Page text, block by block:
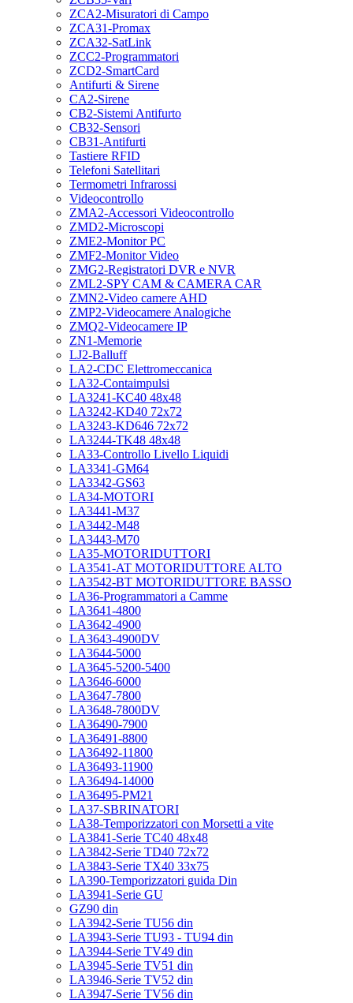
ZCA2-Misuratori di Campo
ZCA31-Promax
ZCA32-SatLink
ZCC2-Programmatori
ZCD2-SmartCard
Antifurti & Sirene
CA2-Sirene
CB2-Sistemi Antifurto
CB32-Sensori
CB31-Antifurti
Tastiere RFID
Telefoni Satellitari
Termometri Infrarossi
Videocontrollo
ZMA2-Accessori Videocontrollo
ZMD2-Microscopi
ZME2-Monitor PC
ZMF2-Monitor Video
ZMG2-Registratori DVR e NVR
ZML2-SPY CAM & CAMERA CAR
ZMN2-Video camere AHD
ZMP2-Videocamere Analogiche
ZMQ2-Videocamere IP
ZN1-Memorie
LJ2-Balluff
LA2-CDC Elettromeccanica
LA32-Contaimpulsi
LA3241-KC40 48x48
LA3242-KD40 72x72
LA3243-KD646 72x72
LA3244-TK48 48x48
LA33-Controllo Livello Liquidi
LA3341-GM64
LA3342-GS63
LA34-MOTORI
LA3441-M37
LA3442-M48
LA3443-M70
LA35-MOTORIDUTTORI
LA3541-AT MOTORIDUTTORE ALTO
LA3542-BT MOTORIDUTTORE BASSO
LA36-Programmatori a Camme
LA3641-4800
LA3642-4900
LA3643-4900DV
LA3644-5000
LA3645-5200-5400
LA3646-6000
LA3647-7800
LA3648-7800DV
LA36490-7900
LA36491-8800
LA36492-11800
LA36493-11900
LA36494-14000
LA36495-PM21
LA37-SBRINATORI
LA38-Temporizzatori con Morsetti a vite
LA3841-Serie TC40 48x48
LA3842-Serie TD40 72x72
LA3843-Serie TX40 33x75
LA390-Temporizzatori guida Din
LA3941-Serie GU
GZ90 din
LA3942-Serie TU56 din
LA3943-Serie TU93 - TU94 din
LA3944-Serie TV49 din
LA3945-Serie TV51 din
LA3946-Serie TV52 din
LA3947-Serie TV56 din